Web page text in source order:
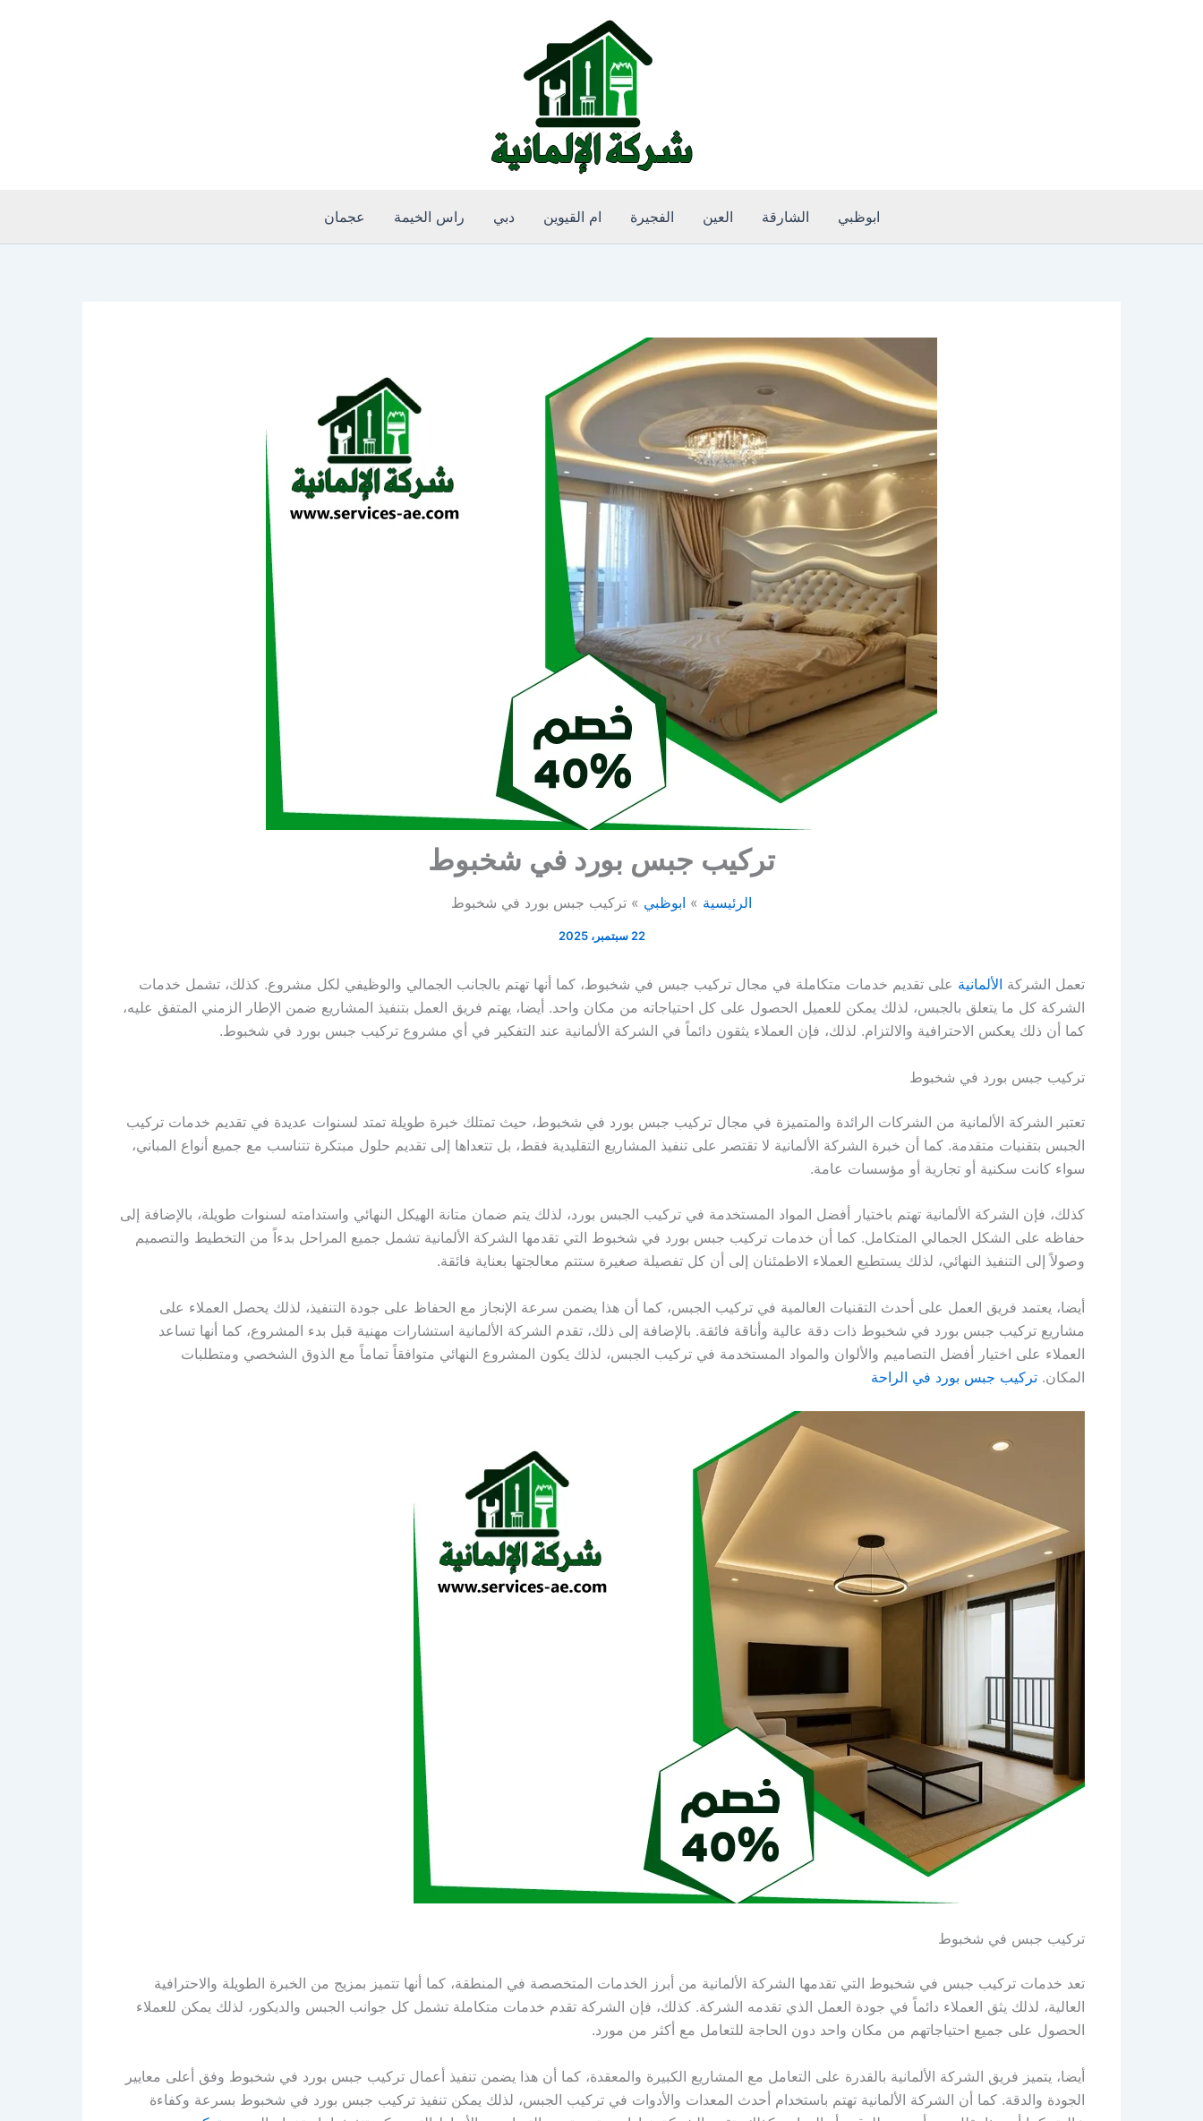
ابوظبي الشارقة العين الفجيرة ام القيوين دبي راس الخيمة عجمان
تركيب جبس بورد في شخبوط
الرئيسية ابوظبي تركيب جبس بورد في شخبوط
22 سبتمبر، 2025
تعمل الشركة الألمانية على تقديم خدمات متكاملة في مجال تركيب جبس في شخبوط، كما أنها تهتم بالجانب الجمالي والوظيفي لكل مشروع. كذلك، تشمل خدمات
الشركة كل ما يتعلق بالجبس، لذلك يمكن للعميل الحصول على كل احتياجاته من مكان واحد. أيضا، يهتم فريق العمل بتنفيذ المشاريع ضمن الإطار الزمني المتفق عليه،
كما أن ذلك يعكس الاحترافية والالتزام. لذلك، فإن العملاء يثقون دائماً في الشركة الألمانية عند التفكير في أي مشروع تركيب جبس بورد في شخبوط.
تركيب جبس بورد في شخبوط
تعتبر الشركة الألمانية من الشركات الرائدة والمتميزة في مجال تركيب جبس بورد في شخبوط، حيث تمتلك خبرة طويلة تمتد لسنوات عديدة في تقديم خدمات تركيب
الجبس بتقنيات متقدمة. كما أن خبرة الشركة الألمانية لا تقتصر على تنفيذ المشاريع التقليدية فقط، بل تتعداها إلى تقديم حلول مبتكرة تتناسب مع جميع أنواع المباني،
سواء كانت سكنية أو تجارية أو مؤسسات عامة.
كذلك، فإن الشركة الألمانية تهتم باختيار أفضل المواد المستخدمة في تركيب الجبس بورد، لذلك يتم ضمان متانة الهيكل النهائي واستدامته لسنوات طويلة، بالإضافة إلى
حفاظه على الشكل الجمالي المتكامل. كما أن خدمات تركيب جبس بورد في شخبوط التي تقدمها الشركة الألمانية تشمل جميع المراحل بدءاً من التخطيط والتصميم
وصولاً إلى التنفيذ النهائي، لذلك يستطيع العملاء الاطمئنان إلى أن كل تفصيلة صغيرة ستتم معالجتها بعناية فائقة.
أيضا، يعتمد فريق العمل على أحدث التقنيات العالمية في تركيب الجبس، كما أن هذا يضمن سرعة الإنجاز مع الحفاظ على جودة التنفيذ، لذلك يحصل العملاء على
مشاريع تركيب جبس بورد في شخبوط ذات دقة عالية وأناقة فائقة. بالإضافة إلى ذلك، تقدم الشركة الألمانية استشارات مهنية قبل بدء المشروع، كما أنها تساعد
العملاء على اختيار أفضل التصاميم والألوان والمواد المستخدمة في تركيب الجبس، لذلك يكون المشروع النهائي متوافقاً تماماً مع الذوق الشخصي ومتطلبات
المكان. تركيب جبس بورد في الراحة
تركيب جبس في شخبوط
تعد خدمات تركيب جبس في شخبوط التي تقدمها الشركة الألمانية من أبرز الخدمات المتخصصة في المنطقة، كما أنها تتميز بمزيج من الخبرة الطويلة والاحترافية
العالية، لذلك يثق العملاء دائماً في جودة العمل الذي تقدمه الشركة. كذلك، فإن الشركة تقدم خدمات متكاملة تشمل كل جوانب الجبس والديكور، لذلك يمكن للعملاء
الحصول على جميع احتياجاتهم من مكان واحد دون الحاجة للتعامل مع أكثر من مورد.
أيضا، يتميز فريق الشركة الألمانية بالقدرة على التعامل مع المشاريع الكبيرة والمعقدة، كما أن هذا يضمن تنفيذ أعمال تركيب جبس بورد في شخبوط وفق أعلى معايير
الجودة والدقة. كما أن الشركة الألمانية تهتم باستخدام أحدث المعدات والأدوات في تركيب الجبس، لذلك يمكن تنفيذ تركيب جبس بورد في شخبوط بسرعة وكفاءة